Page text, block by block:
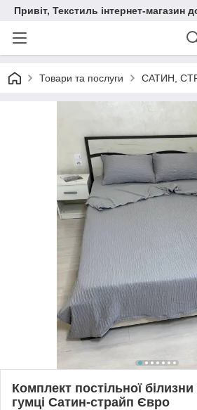
Привіт, Текстиль інтернет-магазин
Товари та послуги САТИН,
Комплект постільної
гумці Сатин-страйп Євро